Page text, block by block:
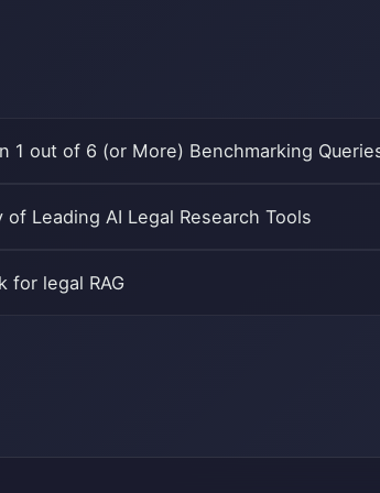
1 out of 6 (or More) Benchmarking
Leading AI Legal Research Tools
for legal RAG